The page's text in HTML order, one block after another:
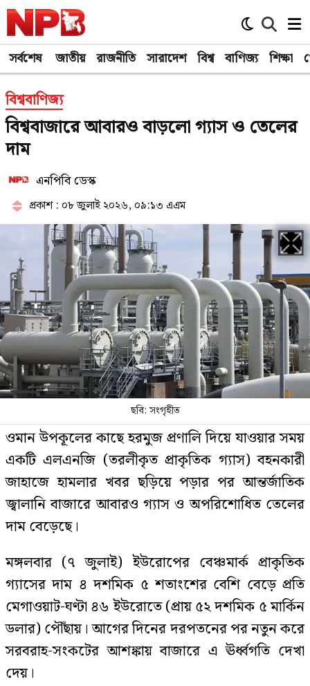
সর্বশেষ জাতীয় রাজনীতি সারাদেশ বিশ্ব বাণিজ্য শিক্ষা
বিশ্ববাণিজ্য
বিশ্ববাজারে আবারও বাড়লো গ্যাস ও তেলের
দাম
এনপিবি ডেস্ক
প্রকাশ : ০৮ জুলাই ২০২৬, ০৯:১৩ এএম
ছবি: সংগৃহীত
ওমান উপকূলের কাছে হরমুজ প্রণালি দিয়ে যাওয়ার সময়
একটি এলএনজি (তরলীকৃত প্রাকৃতিক গ্যাস) বহনকারী
জাহাজে হামলার খবর ছড়িয়ে পড়ার পর আন্তর্জাতিক
জ্বালানি বাজারে আবারও গ্যাস ও অপরিশোধিত তেলের
দাম বেড়েছে।
মঙ্গলবার (৭ জুলাই) ইউরোপের বেঞ্চমার্ক প্রাকৃতিক
গ্যাসের দাম ৪ দশমিক ৫ শতাংশের বেশি বেড়ে প্রতি
মেগাওয়াট-ঘণ্টা ৪৬ ইউরোতে (প্রায় ৫২ দশমিক ৫ মার্কিন
ডলার) পৌঁছায়। আগের দিনের দরপতনের পর নতুন করে
সরবরাহ-সংকটের আশঙ্কায় বাজারে এ ঊর্ধ্বগতি দেখা
দেয়।